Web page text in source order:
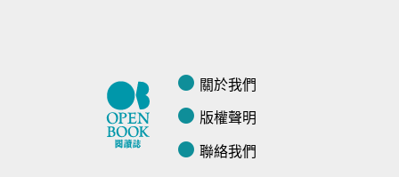
關於我們
版權聲明
聯絡我們